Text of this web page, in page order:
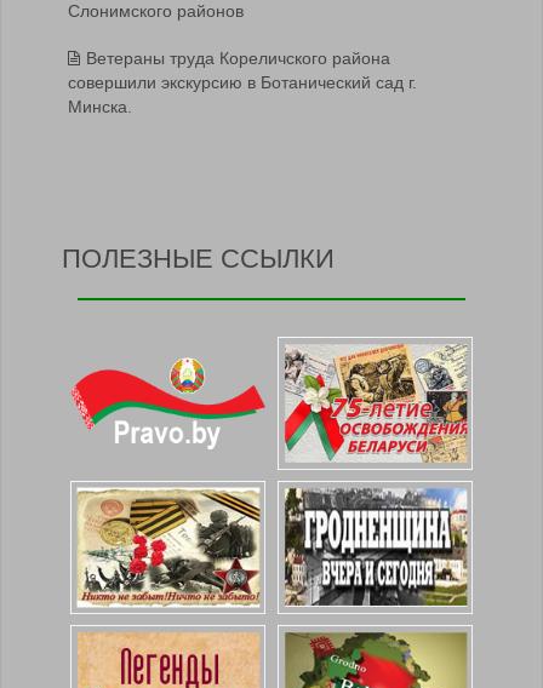
Слонимского районов
Ветераны труда Кореличского района
совершили экскурсию в Ботанический сад г.
Минска.
ПОЛЕЗНЫЕ ССЫЛКИ